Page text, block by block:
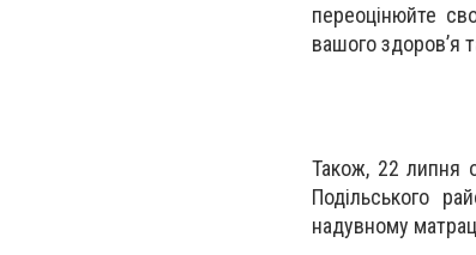
переоцінюйте
вашого здоров’я
Також, 22 липня
Подільського
надувному